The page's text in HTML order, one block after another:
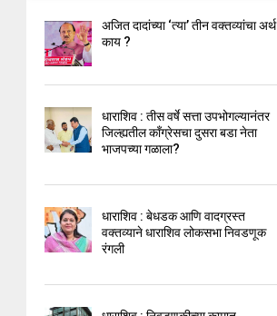
अजित दादांच्या ‘त्या’ तीन वक्तव्यांचा अर्थ
काय ?
धाराशिव : तीस वर्षे सत्ता उपभोगल्यानंतर
जिल्ह्यतील कॉंग्रेसचा दुसरा बडा नेता
भाजपच्या गळाला?
धाराशिव : बेधडक आणि वादग्रस्त
वक्तव्याने धाराशिव लोकसभा निवडणूक
रंगली